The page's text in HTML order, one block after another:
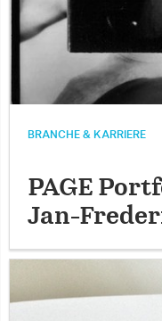
BRANCHE & KARRIERE
PAGE
Jan-